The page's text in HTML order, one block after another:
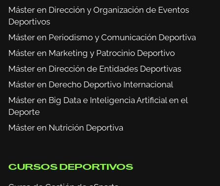
Máster en Dirección y Organización de Eventos
Deportivos
Máster en Periodismo y Comunicación Deportiva
Máster en Marketing y Patrocinio Deportivo
Máster en Dirección de Entidades Deportivas
Máster en Derecho Deportivo Internacional
Máster en Big Data e Inteligencia Artificial en el
Deporte
Máster en Nutrición Deportiva
CURSOS DEPORTIVOS